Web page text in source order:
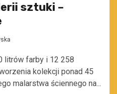
sztuki –
litrów farby i 12 258
kolekcji ponad 45
malarstwa ściennego na...